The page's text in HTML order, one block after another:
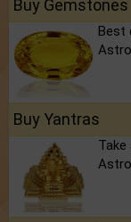
Buy Gemstones
Best
Buy Yantras